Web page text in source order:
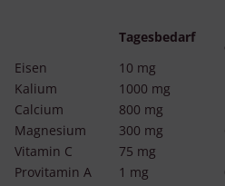
Tagesbedarf
Eisen
10 mg
Kalium
1000 mg
Calcium
800 mg
Magnesium
300 mg
Vitamin C
75 mg
Provitamin A
1 mg